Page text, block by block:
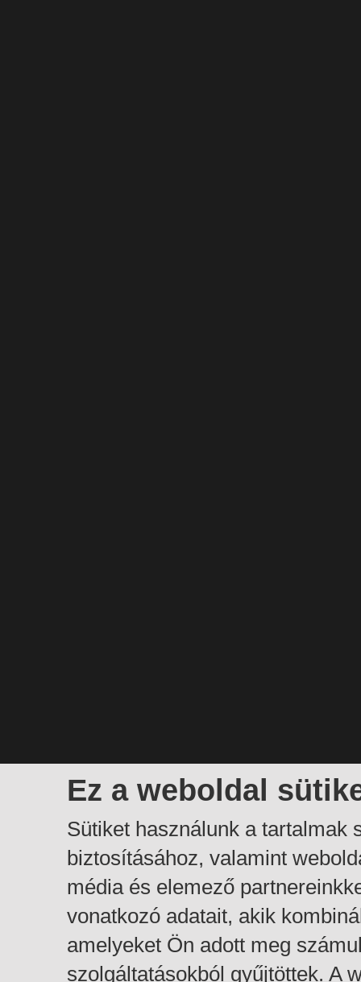
Ez a weboldal
Sütiket használunk a tartalmak
biztosításához, valamint
média és elemező
vonatkozó adatait, akik
amelyeket Ön adott meg
szolgáltatásokból gyűjtöttek. A